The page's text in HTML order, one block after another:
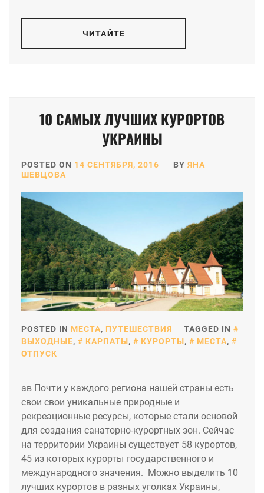
ЧИТАЙТЕ
10 САМЫХ ЛУЧШИХ КУРОРТОВ
УКРАИНЫ
POSTED ON 14 СЕНТЯБРЯ, 2016 BY ЯНА
ШЕВЦОВА
POSTED IN МЕСТА, ПУТЕШЕСТВИЯ
TAGGED IN
ВЫХОДНЫЕ, КАРПАТЫ, КУРОРТЫ, МЕСТА,
ОТПУСК
ав Почти у каждого региона нашей страны есть
свои свои уникальные природные и
рекреационные ресурсы, которые стали основой
для создания санаторно-курортных зон. Сейчас
на территории Украины существует 58 курортов,
45 из которых курорты государственного и
международного значения. Можно выделить 10
лучших курортов в разных уголках Украины,